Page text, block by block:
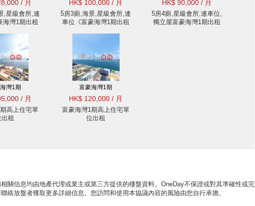
/ 月
,星級會所,連
海灣1期出租
HK$ 100,000 / 月
5房3廁,海景,星級會所,連
車位《富豪海灣1期出租
HK$ 90,000 / 月
5房4廁,星級會所,連車位,
獨立屋富豪海灣1期出租
灣1期
/ 月
高上住宅單
出租
富豪海灣1期
HK$ 120,000 / 月
富豪海灣1期高上住宅單
位出租
關信息均由地產代理或業主或第三方提供的樓盤資料。OneDay不保證或對其準確性或完
絡放盤者獲取更多詳細信息。您訪問和使用本協議內容的風險由您自行承擔。